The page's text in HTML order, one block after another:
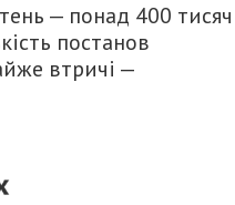
— понад 400 тисяч
постанов
втричі —